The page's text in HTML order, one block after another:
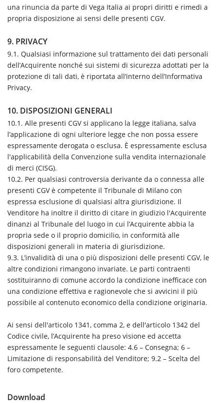
una rinuncia da parte di Vega Italia ai propri diritti e rimedi a
propria disposizione ai sensi delle presenti CGV.
9. PRIVACY
9.1. Qualsiasi informazione sul trattamento dei dati personali
dell’Acquirente nonché sui sistemi di sicurezza adottati per la
protezione di tali dati, è riportata all’interno dell’Informativa
Privacy.
10. DISPOSIZIONI GENERALI
10.1. Alle presenti CGV si applicano la legge italiana, salva
l’applicazione di ogni ulteriore legge che non possa essere
espressamente derogata o esclusa. È espressamente esclusa
l'applicabilità della Convenzione sulla vendita internazionale
di merci (CISG).
10.2. Per qualsiasi controversia derivante da o connessa alle
presenti CGV è competente il Tribunale di Milano con
espressa esclusione di qualsiasi altra giurisdizione. Il
Venditore ha inoltre il diritto di citare in giudizio l'Acquirente
dinanzi al Tribunale del luogo in cui l’Acquirente abbia la
propria sede o il proprio domicilio, in conformità alle
disposizioni generali in materia di giurisdizione.
9.3. L’invalidità di una o più disposizioni delle presenti CGV, le
altre condizioni rimangono invariate. Le parti contraenti
sostituiranno di comune accordo la condizione inefficace con
una condizione effettiva e ragionevole che si avvicini il più
possibile al contenuto economico della condizione originaria.
Ai sensi dell'articolo 1341, comma 2, e dell'articolo 1342 del
Codice civile, l’Acquirente ha preso visione ed accetta
espressamente le seguenti clausole: 4.6 – Consegna; 6 –
Limitazione di responsabilità del Venditore; 9.2 – Scelta del
foro competente.
Download